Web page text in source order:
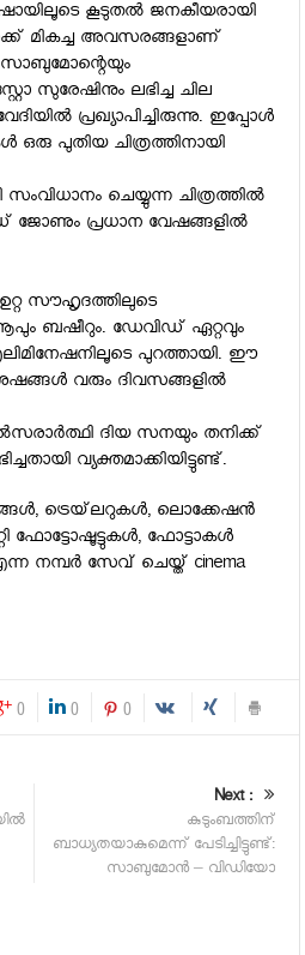
കൂടുതല്‍ ജനകീയരായി
മികച്ച അവസരങ്ങളാണ്
സാബുമോന്റെയും
സുരേഷിനും ലഭിച്ച ചില
പ്രഖ്യാപിച്ചിരുന്നു. ഇപ്പോള്‍
ഒരു പുതിയ ചിത്രത്തിനായി
ചെയ്യുന്ന ചിത്രത്തില്‍
ജോണും പ്രധാന വേഷങ്ങളില്‍
സൗഹൃദത്തിലുടെ
ബഷീറും. ഡേവിഡ് ഏറ്റവും
പുറത്തായി. ഈ
വരും ദിവസങ്ങളില്‍
ദിയ സനയും തനിക്ക്
വ്യക്തമാക്കിയിട്ടുണ്ട്.
ട്രെയ്‌ലറുകള്‍, ലൊക്കേഷന്‍
ഫോട്ടോഷൂട്ടുകള്‍, ഫോട്ടാകള്‍
നമ്പര്‍ സേവ് ചെയ്ത് cinema
0 0 0
Next :
കുടുംബത്തിന്
ബാധ്യതയാകുമെന്ന് പേടിച്ചിട്ടുണ്ട്:
സാബുമോന്‍ – വിഡിയോ